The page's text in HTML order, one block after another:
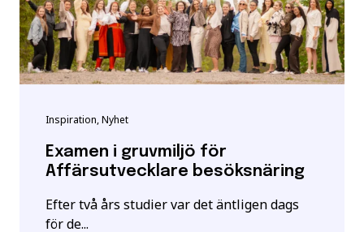
Inspiration, Nyhet
Examen i gruvmiljö för
Affärsutvecklare besöksnäring
Efter två års studier var det äntligen dags
för de...